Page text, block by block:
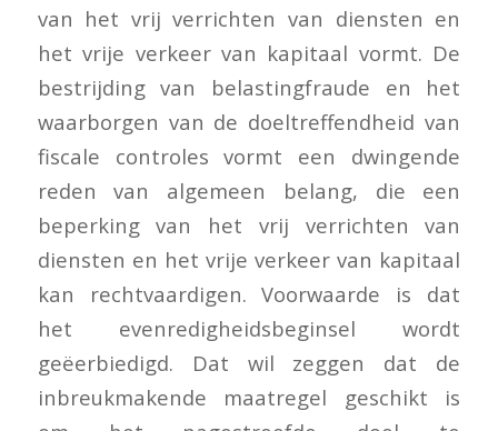
van het vrij verrichten van diensten en
het vrije verkeer van kapitaal vormt. De
bestrijding van belastingfraude en het
waarborgen van de doeltreffendheid van
fiscale controles vormt een dwingende
reden van algemeen belang, die een
beperking van het vrij verrichten van
diensten en het vrije verkeer van kapitaal
kan rechtvaardigen. Voorwaarde is dat
het evenredigheidsbeginsel wordt
geëerbiedigd. Dat wil zeggen dat de
inbreukmakende maatregel geschikt is